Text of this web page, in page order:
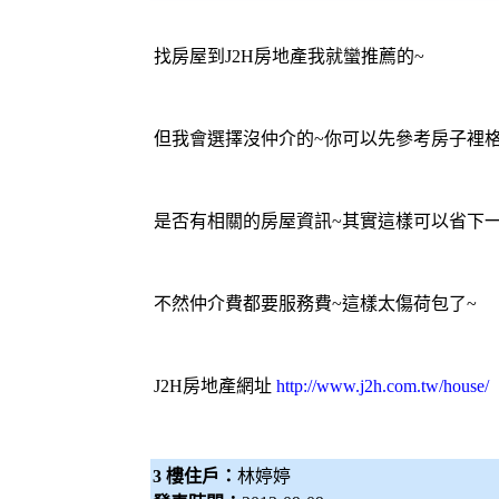
找房屋到J2H房地產我就蠻推薦的~
但我會選擇沒仲介的~你可以先參考房子裡
是否有相關的房屋資訊~其實這樣可以省下
不然仲介費都要服務費~這樣太傷荷包了~
J2H房地產網址 http://www.j2h.com.tw/house/
3 樓住戶： 林婷婷